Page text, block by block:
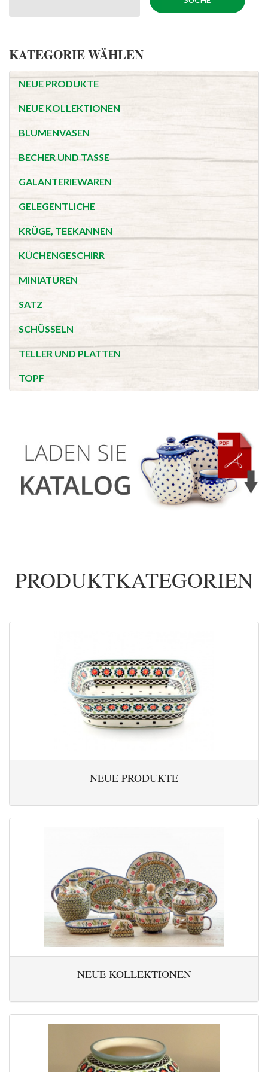
KATEGORIE WÄHLEN
NEUE PRODUKTE
NEUE KOLLEKTIONEN
BLUMENVASEN
BECHER UND TASSE
GALANTERIEWAREN
GELEGENTLICHE
KRÜGE, TEEKANNEN
KÜCHENGESCHIRR
MINIATUREN
SATZ
SCHÜSSELN
TELLER UND PLATTEN
TOPF
PRODUKTKATEGORIEN
NEUE PRODUKTE
NEUE KOLLEKTIONEN